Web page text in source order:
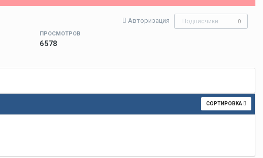
Авторизация Подписчики 0
ПРОСМОТРОВ
6 578
СОРТИРОВКА